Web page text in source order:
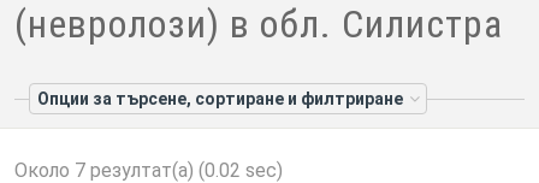
(невролози) в обл. Силистра
Опции за търсене, сортиране и филтриране
Около 7 резултат(а) (0.02 sec)